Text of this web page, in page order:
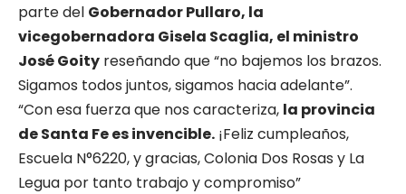
parte del Gobernador Pullaro, la
vicegobernadora Gisela Scaglia, el ministro
José Goity reseñando que “no bajemos los brazos.
Sigamos todos juntos, sigamos hacia adelante”.
“Con esa fuerza que nos caracteriza, la provincia
de Santa Fe es invencible. ¡Feliz cumpleaños,
Escuela N°6220, y gracias, Colonia Dos Rosas y La
Legua por tanto trabajo y compromiso”